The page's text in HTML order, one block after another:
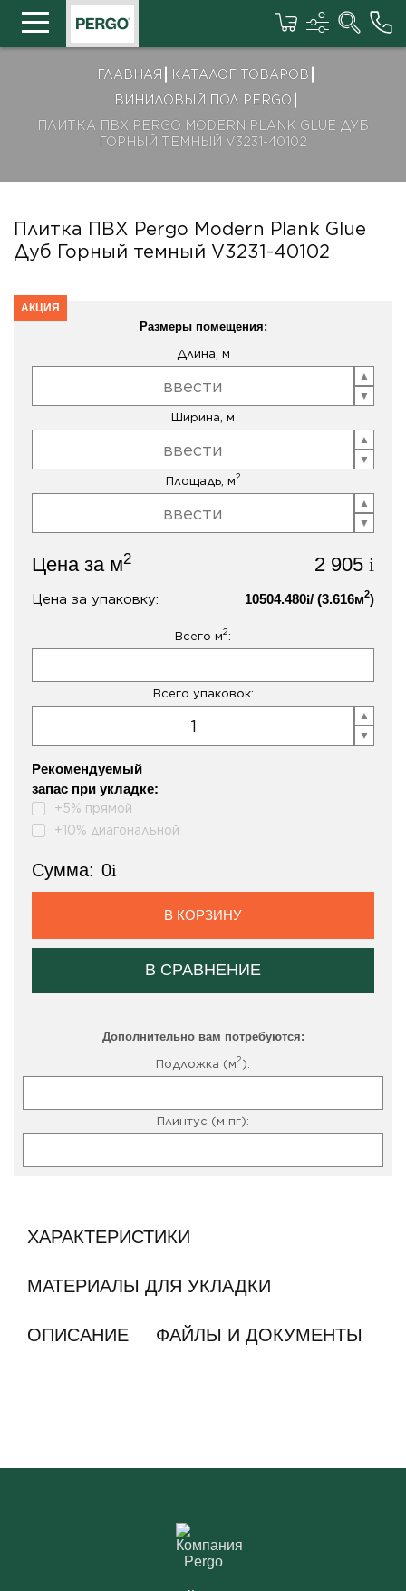
ГЛАВНАЯ
КАТАЛОГ ТОВАРОВ
ВИНИЛОВЫЙ ПОЛ PERGO
ПЛИТКА ПВХ PERGO MODERN PLANK GLUE ДУБ
ГОРНЫЙ ТЕМНЫЙ V3231-40102
Плитка ПВХ Pergo Modern Plank Glue
Дуб Горный темный V3231-40102
АКЦИЯ
Дополнительно вам потребуются:
Подложка (м2):
Плинтус (м пг):
Размеры помещения:
Длина, м
Ширина, м
Площадь, м2
Цена за м2 2 905 i
Цена за упаковку: 10504.480i/ (3.616м2)
Всего м2:
Всего упаковок:
Рекомендуемый
запас при укладке:
+5% прямой
+10% диагональной
Сумма: 0i
В КОРЗИНУ
В СРАВНЕНИЕ
ХАРАКТЕРИСТИКИ
МАТЕРИАЛЫ ДЛЯ УКЛАДКИ
ОПИСАНИЕ ФАЙЛЫ И ДОКУМЕНТЫ